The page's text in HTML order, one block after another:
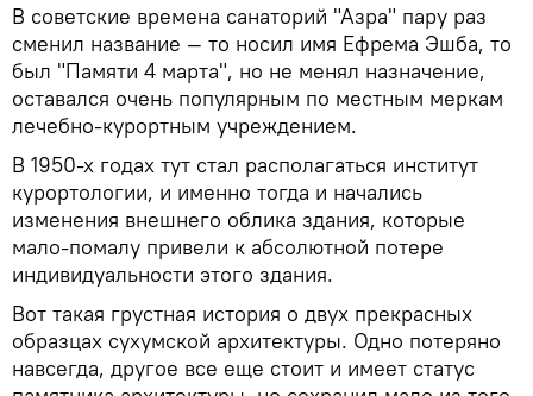
В советские времена санаторий "Азра" пару раз
сменил название — то носил имя Ефрема Эшба, то
был "Памяти 4 марта", но не менял назначение,
оставался очень популярным по местным меркам
лечебно-курортным учреждением.
В 1950-х годах тут стал располагаться институт
курортологии, и именно тогда и начались
изменения внешнего облика здания, которые
мало-помалу привели к абсолютной потере
индивидуальности этого здания.
Вот такая грустная история о двух прекрасных
образцах сухумской архитектуры. Одно потеряно
навсегда, другое все еще стоит и имеет статус